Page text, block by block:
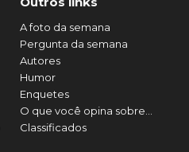
A foto da semana
Pergunta da semana
Autores
Humor
Enquetes
O que você opina sobre...
Classificados